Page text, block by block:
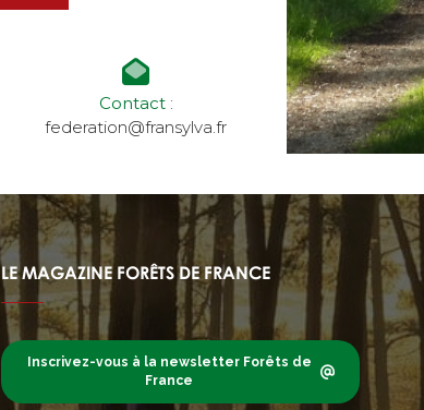
Contact :
federation@fransylva.fr
LE MAGAZINE FORÊTS DE FRANCE
Inscrivez-vous à la newsletter Forêts de
France